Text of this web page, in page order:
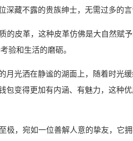
藏不露的贵族绅士，无需过多的
的皮革，这种皮革仿佛是大自然赋
验和生活的磨砺。
光洒在静谧的湖面上，随着时光
变得更加有内涵、有魅力，这种
极，宛如一位善解人意的挚友，它